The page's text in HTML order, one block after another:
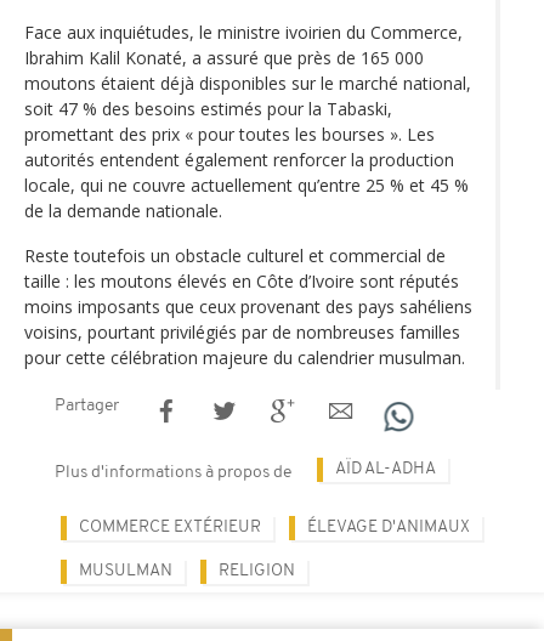
Face aux inquiétudes, le ministre ivoirien du Commerce,
Ibrahim Kalil Konaté, a assuré que près de 165 000
moutons étaient déjà disponibles sur le marché national,
soit 47 % des besoins estimés pour la Tabaski,
promettant des prix « pour toutes les bourses ». Les
autorités entendent également renforcer la production
locale, qui ne couvre actuellement qu’entre 25 % et 45 %
de la demande nationale.
Reste toutefois un obstacle culturel et commercial de
taille : les moutons élevés en Côte d’Ivoire sont réputés
moins imposants que ceux provenant des pays sahéliens
voisins, pourtant privilégiés par de nombreuses familles
pour cette célébration majeure du calendrier musulman.
Partager
Plus d'informations à propos de AÏD AL-ADHA
COMMERCE EXTÉRIEUR ÉLEVAGE D'ANIMAUX
MUSULMAN RELIGION